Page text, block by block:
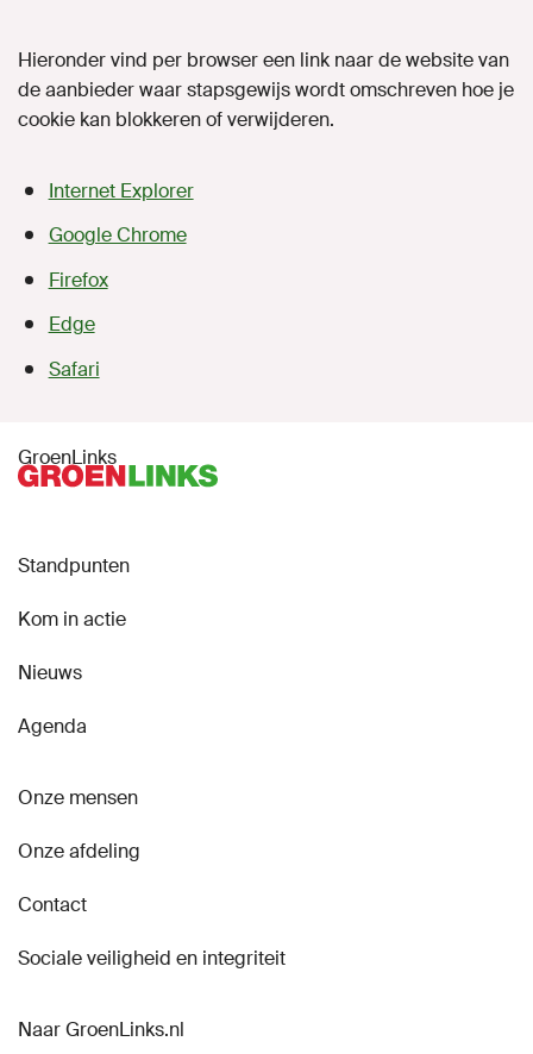
Hieronder vind per browser een link naar de website van
de aanbieder waar stapsgewijs wordt omschreven hoe je
cookie kan blokkeren of verwijderen.
Internet Explorer
Google Chrome
Firefox
Edge
Safari
GroenLinks
Standpunten
Kom in actie
Nieuws
Agenda
Onze mensen
Onze afdeling
Contact
Sociale veiligheid en integriteit
Naar GroenLinks.nl